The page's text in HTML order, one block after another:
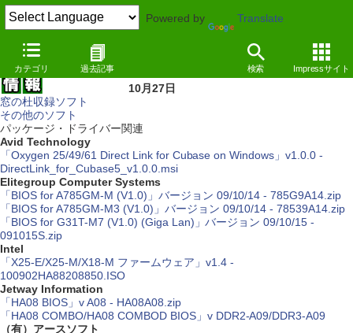
Powered by Translate
カテゴリ 過去記事 検索 Impressサイト
10月27日
窓の杜収録ソフト
その他のソフト
パッケージ・ドライバー関連
Avid Technology
「Oxygen 25/49/61 Direct Link for Cubase on Windows」v1.0.0 -
DirectLink_for_Cubase5_v1.0.0.msi
Elitegroup Computer Systems
「BIOS for A785GM-M (V1.0)」バージョン 09/10/14 - 785G9A14.zip
「BIOS for A785GM-M3 (V1.0)」バージョン 09/10/14 - 78539A14.zip
「BIOS for G31T-M7 (V1.0) (Giga Lan)」バージョン 09/10/15 -
091015S.zip
Intel
「X25-E/X25-M/X18-M ファームウェア」v1.4 -
100902HA88208850.ISO
Jetway Information
「HA08 BIOS」v A08 - HA08A08.zip
「HA08 COMBO/HA08 COMBOD BIOS」v DDR2-A09/DDR3-A09
（有）アースソフト